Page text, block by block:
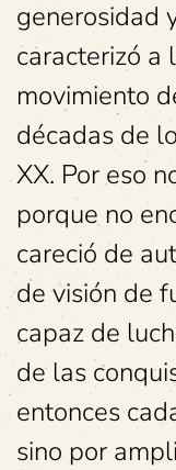
generosidad
caracterizó a
movimiento
décadas de
XX. Por eso
porque no
careció de
de visión de
capaz de
de las
entonces
sino por